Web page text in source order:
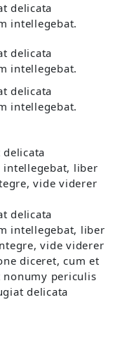
delicata
intellegebat.
delicata
intellegebat.
delicata
intellegebat.
intellegebat, liber
vide viderer
delicata
intellegebat, liber
vide viderer
diceret, cum et
nonumy periculis
delicata